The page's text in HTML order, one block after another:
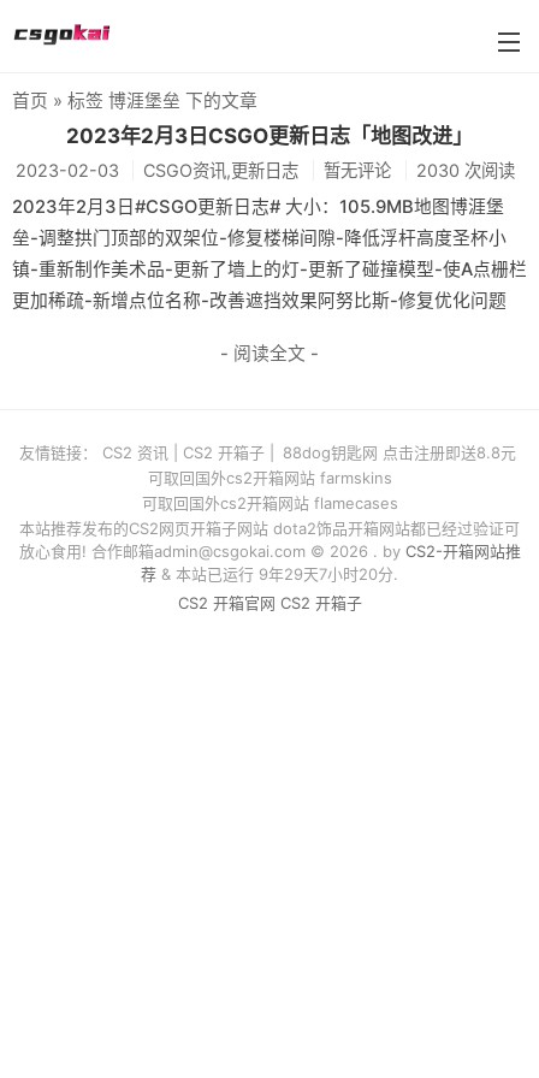
farmskins
88dog
flamecases
88hash-jp
首页 » 标签 博涯堡垒 下的文章
2023年2月3日CSGO更新日志「地图改进」
2023-02-03 CSGO资讯,更新日志 暂无评论 2030 次阅读
2023年2月3日#CSGO更新日志# 大小：105.9MB地图博涯堡
垒-调整拱门顶部的双架位-修复楼梯间隙-降低浮杆高度圣杯小
镇-重新制作美术品-更新了墙上的灯-更新了碰撞模型-使A点栅栏
更加稀疏-新增点位名称-改善遮挡效果阿努比斯-修复优化问题 ​​​
- 阅读全文 -
友情链接： CS2 资讯 CS2 开箱子
88dog钥匙网 点击注册即送8.8元
可取回国外cs2开箱网站 farmskins
可取回国外cs2开箱网站 flamecases
本站推荐发布的CS2网页开箱子网站 dota2饰品开箱网站都已经过验证可
放心食用! 合作邮箱admin@csgokai.com© 2026 . by CS2-开箱网站推
荐 & 本站已运行 9年29天7小时20分.
CS2 开箱官网 CS2 开箱子